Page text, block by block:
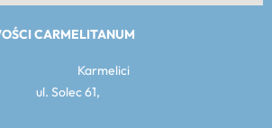
CARMELITANUM
Karmelici
Solec 61,